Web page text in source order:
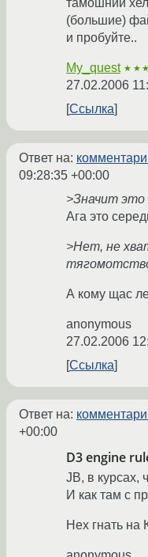
тамошний
(большие)
и пробуйте..
My_quest
27.02.2006
Ссылка
Ответ на:
09:28:35 +00:00
>Значит это
Ага это
>Нет, не
А кому щас
anonymous
27.02.2006
Ссылка
Ответ на:
+00:00
D3 engine
JB, в курсах,
И как там с
Нех гнать на